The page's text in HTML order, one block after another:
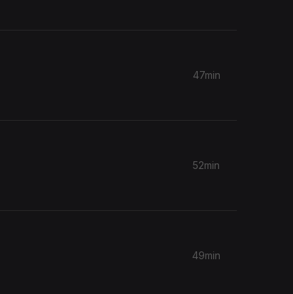
47min
52min
49min